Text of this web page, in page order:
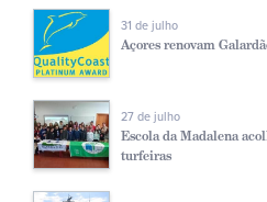
31 de julho
Açores renovam
27 de julho
Escola da Madalena
turfeiras